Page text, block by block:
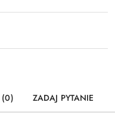
(0) ZADAJ PYTANIE